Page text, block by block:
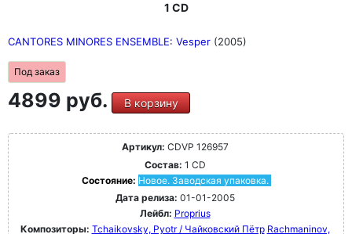
1 CD
CANTORES MINORES ENSEMBLE: Vesper (2005)
Под заказ
4899 руб. В корзину
Артикул: CDVP 126957
Состав: 1 CD
Состояние: Новое. Заводская упаковка.
Дата релиза: 01-01-2005
Лейбл: Proprius
Композиторы: Tchaikovsky, Pyotr / Чайковский Пётр Rachmaninov,